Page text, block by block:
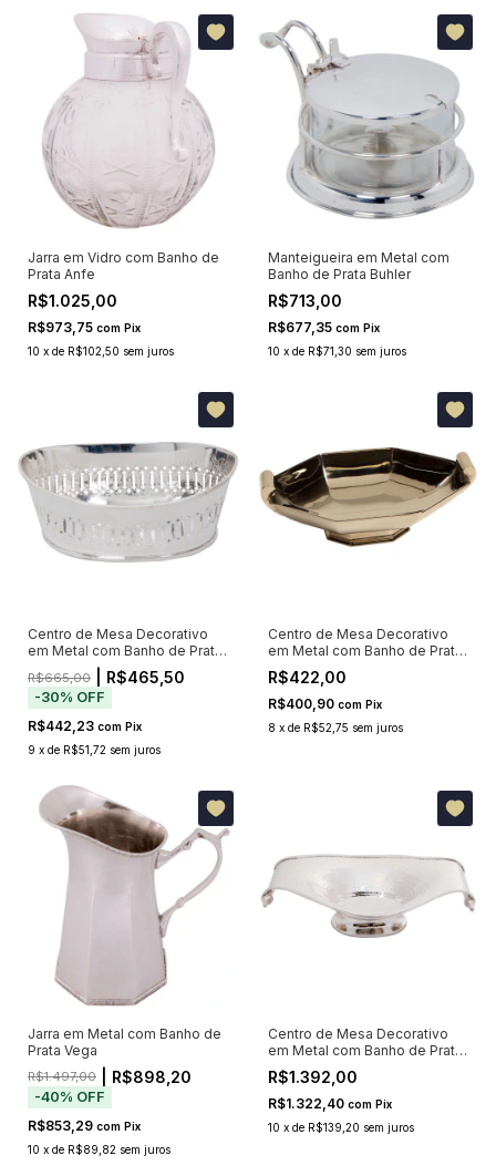
Jarra em Vidro com Banho de
Prata Anfe
R$1.025,00
R$973,75 com Pix
10 x de R$102,50 sem juros
Manteigueira em Metal com
Banho de Prata Buhler
R$713,00
R$677,35 com Pix
10 x de R$71,30 sem juros
Centro de Mesa Decorativo
em Metal com Banho de Prata
R$665,00 | R$465,50
-30% OFF
R$442,23 com Pix
9 x de R$51,72 sem juros
Centro de Mesa Decorativo
em Metal com Banho de Prata
Andreu
R$422,00
R$400,90 com Pix
8 x de R$52,75 sem juros
Jarra em Metal com Banho de
Prata Vega
R$1.497,00 | R$898,20
-40% OFF
R$853,29 com Pix
10 x de R$89,82 sem juros
Centro de Mesa Decorativo
em Metal com Banho de Prata
Marudi
R$1.392,00
R$1.322,40 com Pix
10 x de R$139,20 sem juros